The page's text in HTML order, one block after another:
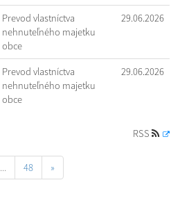
Prevod vlastníctva
nehnuteľného majetku
obce
29.06.2026
Prevod vlastníctva
nehnuteľného majetku
obce
29.06.2026
RSS
... 48 »